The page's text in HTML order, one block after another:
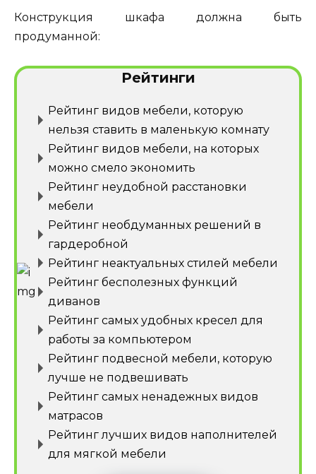
Конструкция шкафа должна быть
продуманной:
Рейтинги
Рейтинг видов мебели, которую
нельзя ставить в маленькую комнату
Рейтинг видов мебели, на которых
можно смело экономить
Рейтинг неудобной расстановки
мебели
Рейтинг необдуманных решений в
гардеробной
Рейтинг неактуальных стилей мебели
Рейтинг бесполезных функций
диванов
Рейтинг самых удобных кресел для
работы за компьютером
Рейтинг подвесной мебели, которую
лучше не подвешивать
Рейтинг самых ненадежных видов
матрасов
Рейтинг лучших видов наполнителей
для мягкой мебели